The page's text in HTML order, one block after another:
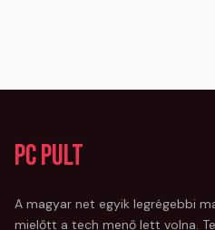
PC Pult
A magyar net egyik legrégebbi
mielőtt a tech menő lett volna.